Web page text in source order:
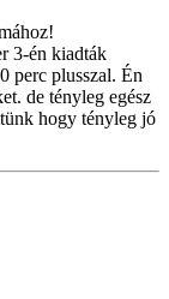
3-én kiadták
perc plusszal. Én
de tényleg egész
hogy tényleg jó